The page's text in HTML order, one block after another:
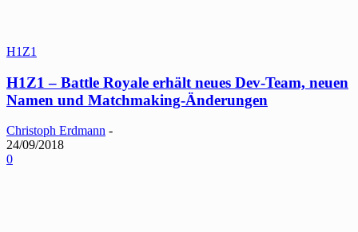
H1Z1
H1Z1 – Battle Royale erhält neues Dev-Team, neuen
Namen und Matchmaking-Änderungen
Christoph Erdmann -
24/09/2018
0